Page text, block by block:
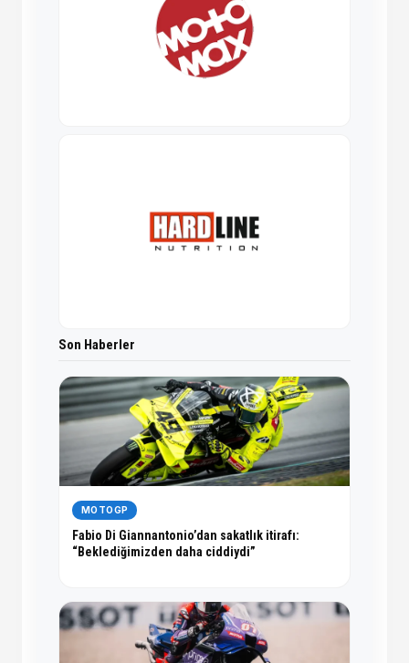
Son Haberler
MOTOGP
Fabio Di Giannantonio’dan sakatlık itirafı:
“Beklediğimizden daha ciddiydi”